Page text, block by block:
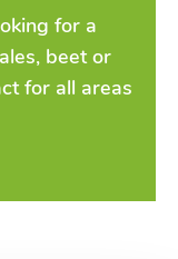
for a
beet or
for all areas